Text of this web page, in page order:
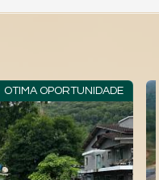
OTIMA OPORTUNIDADE